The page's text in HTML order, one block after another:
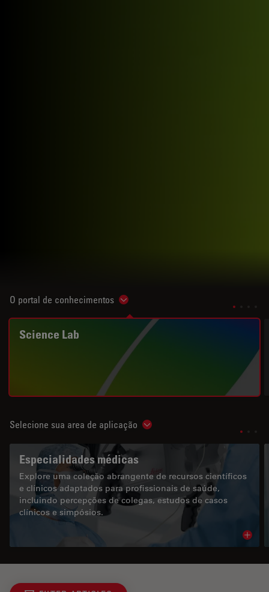
O portal de conhecimentos Show subnavigation
Science Lab
Selecione sua area de aplicação Show subnavigation
Especialidades médicas
Explore uma coleção abrangente de recursos científicos
e clínicos adaptados para profissionais de saúde,
incluindo percepções de colegas, estudos de casos
clínicos e simpósios.